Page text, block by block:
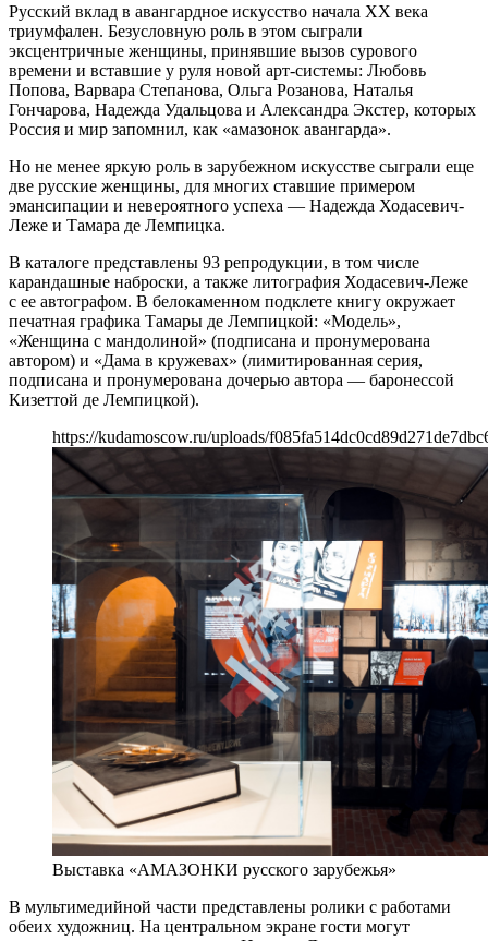
Русский вклад в авангардное искусство начала ХХ века
триумфален. Безусловную роль в этом сыграли
эксцентричные женщины, принявшие вызов сурового
времени и вставшие у руля новой арт-системы: Любовь
Попова, Варвара Степанова, Ольга Розанова, Наталья
Гончарова, Надежда Удальцова и Александра Экстер, которых
Россия и мир запомнил, как «амазонок авангарда».
Но не менее яркую роль в зарубежном искусстве сыграли еще
две русские женщины, для многих ставшие примером
эмансипации и невероятного успеха — Надежда Ходасевич-
Леже и Тамара де Лемпицка.
В каталоге представлены 93 репродукции, в том числе
карандашные наброски, а также литография Ходасевич-Леже
с ее автографом. В белокаменном подклете книгу окружает
печатная графика Тамары де Лемпицкой: «Модель»,
«Женщина с мандолиной» (подписана и пронумерована
автором) и «Дама в кружевах» (лимитированная серия,
подписана и пронумерована дочерью автора — баронессой
Кизеттой де Лемпицкой).
https://kudamoscow.ru/uploads/
Выставка «АМАЗОНКИ русского зарубежья»
В мультимедийной части представлены ролики с работами
обеих художниц. На центральном экране гости могут